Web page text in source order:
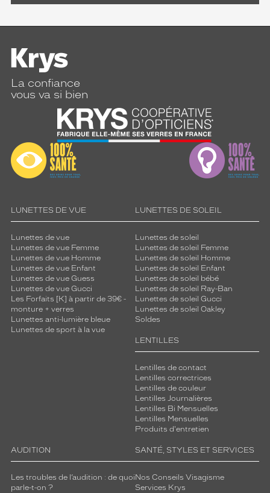
La confiance
vous va si bien
LUNETTES DE VUE
Lunettes de vue
Lunettes de vue Femme
Lunettes de vue Homme
Lunettes de vue Enfant
Lunettes de vue Guess
Lunettes de vue Gucci
Les Forfaits [K] à partir de 39€ -
monture + verres
Lunettes anti-lumière bleue
Lunettes de sport à la vue
LUNETTES DE SOLEIL
Lunettes de soleil
Lunettes de soleil Femme
Lunettes de soleil Homme
Lunettes de soleil Enfant
Lunettes de soleil bébé
Lunettes de soleil Ray-Ban
Lunettes de soleil Gucci
Lunettes de soleil Oakley
Soldes
LENTILLES
Lentilles de contact
Lentilles correctrices
Lentilles de couleur
Lentilles Journalières
Lentilles Bi Mensuelles
Lentilles Mensuelles
Produits d'entretien
AUDITION
Les troubles de l’audition : de quoi
parle-t-on ?
SANTÉ, STYLES ET SERVICES
Nos Conseils Visagisme
Services Krys